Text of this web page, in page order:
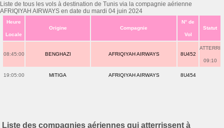
Liste de tous les vols à destination de Tunis via la compagnie aérienne
AFRIQIYAH AIRWAYS en date du mardi 04 juin 2024
Heure
Locale
Origine Compagnie
N° de
Vol
Statut
08:45:00 BENGHAZI AFRIQIYAH AIRWAYS 8U452
ATTERRI
09:10
19:05:00 MITIGA AFRIQIYAH AIRWAYS 8U454
Liste des compagnies aériennes qui atterrissent à